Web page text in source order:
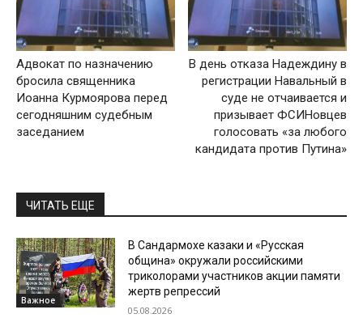
Адвокат по назначению
бросила священника
Иоанна Курмоярова перед
сегодняшним судебным
заседанием
В день отказа Надеждину в
регистрации Навальный в
суде не отчаивается и
призывает ФСИНовцев
голосовать «за любого
кандидата против Путина»
ЧИТАТЬ ЕЩЕ
Важное
В Сандармохе казаки и «Русская
община» окружали российскими
триколорами участников акции памяти
жертв репрессий
05.08.2026